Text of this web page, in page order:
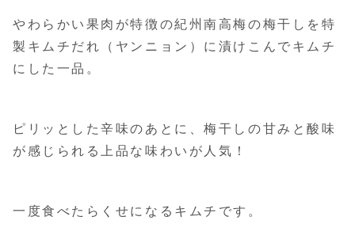
やわらかい果肉が特徴の紀州南高梅の梅干しを特
製キムチだれ（ヤンニョン）に漬けこんでキムチ
にした一品。
ピリッとした辛味のあとに、梅干しの甘みと酸味
が感じられる上品な味わいが人気！
一度食べたらくせになるキムチです。